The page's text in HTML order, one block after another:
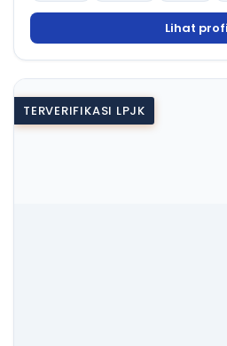
Lihat
TERVERIFIKASI LPJK